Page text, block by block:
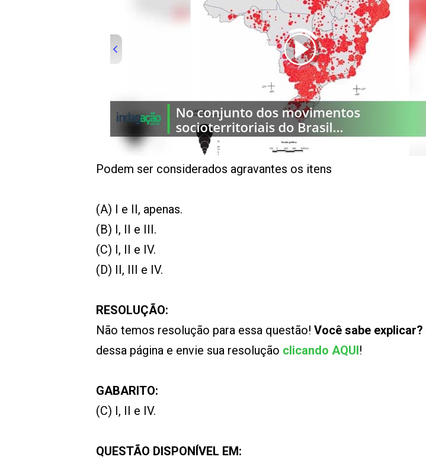
indagacao
Podem ser considerados agravantes os itens
(A) I e II, apenas.
(B) I, II e III.
(C) I, II e IV.
(D) II, III e IV.
RESOLUÇÃO:
Não temos resolução para essa questão! Você sabe explicar?
dessa página e envie sua resolução clicando AQUI!
GABARITO:
(C) I, II e IV.
QUESTÃO DISPONÍVEL EM: